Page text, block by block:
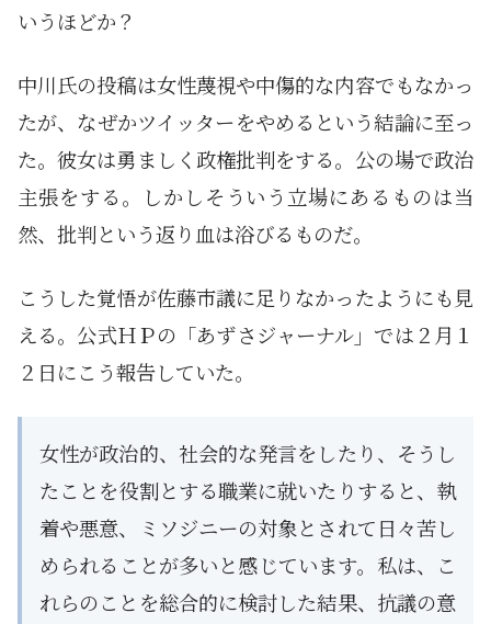
いうほどか？
中川氏の投稿は女性蔑視や中傷的な内容でもなかっ
たが、なぜかツイッターをやめるという結論に至っ
た。彼女は勇ましく政権批判をする。公の場で政治
主張をする。しかしそういう立場にあるものは当
然、批判という返り血は浴びるものだ。
こうした覚悟が佐藤市議に足りなかったようにも見
える。公式ＨＰの「あずさジャーナル」では２月１
２日にこう報告していた。
女性が政治的、社会的な発言をしたり、そうし
たことを役割とする職業に就いたりすると、執
着や悪意、ミソジニーの対象とされて日々苦し
められることが多いと感じています。私は、こ
れらのことを総合的に検討した結果、抗議の意